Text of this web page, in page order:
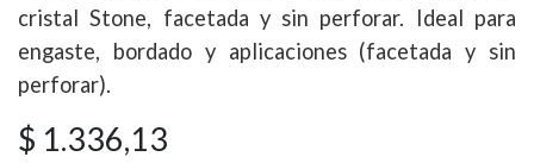
cristal Stone, facetada y sin perforar. Ideal para
engaste, bordado y aplicaciones (facetada y sin
perforar).
$ 1.336,13